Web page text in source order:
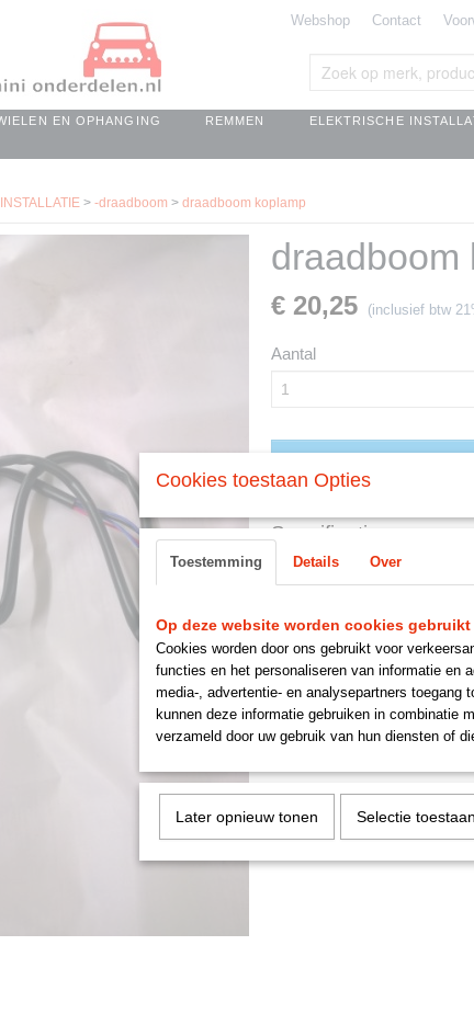
Webshop Contact
EN OPHANGING REMMEN ELEKTRISCHE
> -draadboom > draadboom koplamp
draadboom
€ 20,25 (inclusief btw
Aantal
Specificaties
Productcode
Omschrijving
Draadboom voor aansluiten
Reacties
Cookies toestaan Opties
Toestemming Details Over
Op deze website worden cookies gebruikt
Cookies worden door ons gebruikt voor
functies en het personaliseren van informatie en
media-, advertentie- en analysepartners toegang
kunnen deze informatie gebruiken in combinatie
verzameld door uw gebruik van hun diensten of
Later opnieuw tonen Selectie toestaan